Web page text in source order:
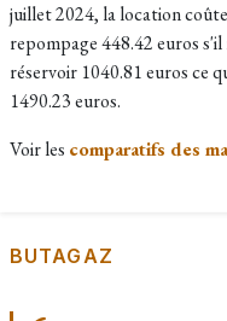
juillet 2024, la location coûte
repompage 448.42 euros
réservoir 1040.81 euros ce
1490.23 euros.
Voir les comparatifs des
BUTAGAZ